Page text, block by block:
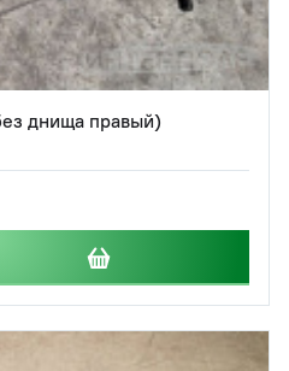
днища правый)